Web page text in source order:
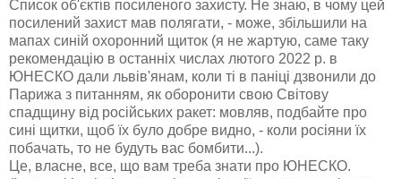
Список об'єктів посиленого захисту. Не знаю, в чому цей
посилений захист мав полягати, - може, збільшили на
мапах синій охоронний щиток (я не жартую, саме таку
рекомендацію в останніх числах лютого 2022 р. в
ЮНЕСКО дали львів'янам, коли ті в паніці дзвонили до
Парижа з питанням, як оборонити свою Світову
спадщину від російських ракет: мовляв, подбайте про
сині щитки, щоб їх було добре видно, - коли росіяни їх
побачать, то не будуть вас бомбити...).
Це, власне, все, що вам треба знати про ЮНЕСКО.